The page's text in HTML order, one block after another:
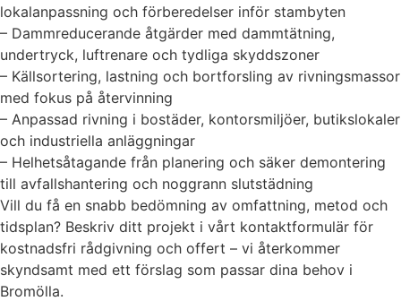
lokalanpassning och förberedelser inför stambyten
– Dammreducerande åtgärder med dammtätning,
undertryck, luftrenare och tydliga skyddszoner
– Källsortering, lastning och bortforsling av rivningsmassor
med fokus på återvinning
– Anpassad rivning i bostäder, kontorsmiljöer, butikslokaler
och industriella anläggningar
– Helhetsåtagande från planering och säker demontering
till avfallshantering och noggrann slutstädning
Vill du få en snabb bedömning av omfattning, metod och
tidsplan? Beskriv ditt projekt i vårt kontaktformulär för
kostnadsfri rådgivning och offert – vi återkommer
skyndsamt med ett förslag som passar dina behov i
Bromölla.